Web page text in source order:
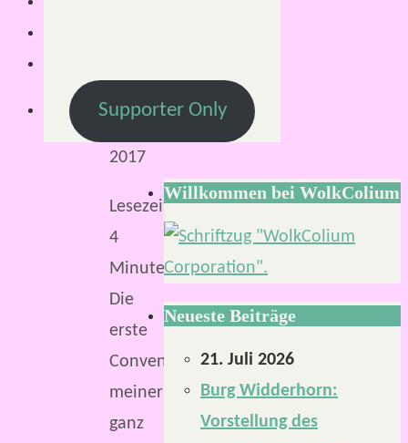
2017
Lesezeit:
4
Minuten
Die
erste
Convention
meiner
ganz
Supporter Only
Willkommen bei WolkColium
Neueste Beiträge
21. Juli 2026
Burg Widderhorn:
Vorstellung des